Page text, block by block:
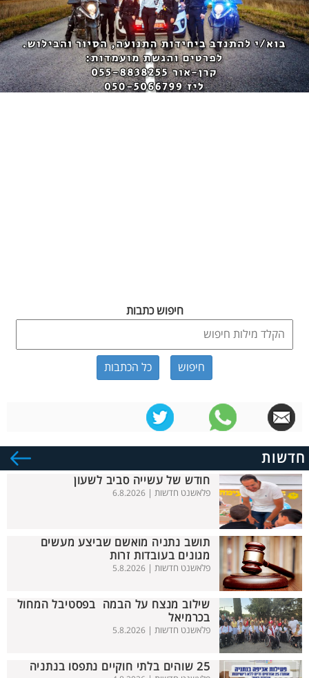
חיפוש כתבות
כל הכתבות
חדשות
חודש של עשייה סביב לשעון
פלאשנט חדשות | 6.8.2026
תושב נתניה מואשם שביצע מעשים
מגונים בעובדות זרות
פלאשנט חדשות | 5.8.2026
שילוב מנצח על הבמה בפסטיבל המחול
בכרמיאל
פלאשנט חדשות | 5.8.2026
25 שוהים בלתי חוקיים נתפסו בנתניה